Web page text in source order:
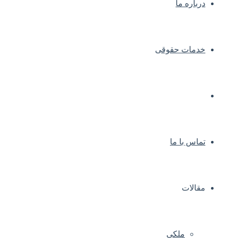
درباره ما
خدمات حقوقی
تماس با ما
مقالات
ملکی